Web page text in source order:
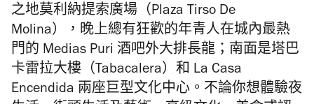
之地莫利納提索廣場（Plaza Tirso De
Molina），晚上總有狂歡的年青人在城內最熱
門的 Medias Puri 酒吧外大排長龍；南面是塔巴
卡雷拉大樓（Tabacalera）和 La Casa
Encendida 兩座巨型文化中心。不論你想體驗夜